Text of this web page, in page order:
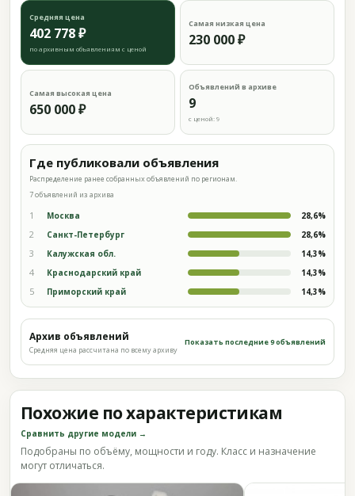
Средняя цена
402 778 ₽
по архивным объявлениям с ценой
Самая низкая цена
230 000 ₽
Самая высокая цена
650 000 ₽
Объявлений в архиве
9
с ценой: 9
Где публиковали объявления
Распределение ранее собранных объявлений по регионам.
7 объявлений из архива
1 Москва 28,6%
2 Санкт-Петербург 28,6%
3 Калужская обл. 14,3%
4 Краснодарский край 14,3%
5 Приморский край 14,3%
Архив объявлений
Средняя цена рассчитана по всему архиву
Показать последние 9 объявлений
Похожие по характеристикам
Сравнить другие модели →
Подобраны по объёму, мощности и году. Класс и назначение
могут отличаться.